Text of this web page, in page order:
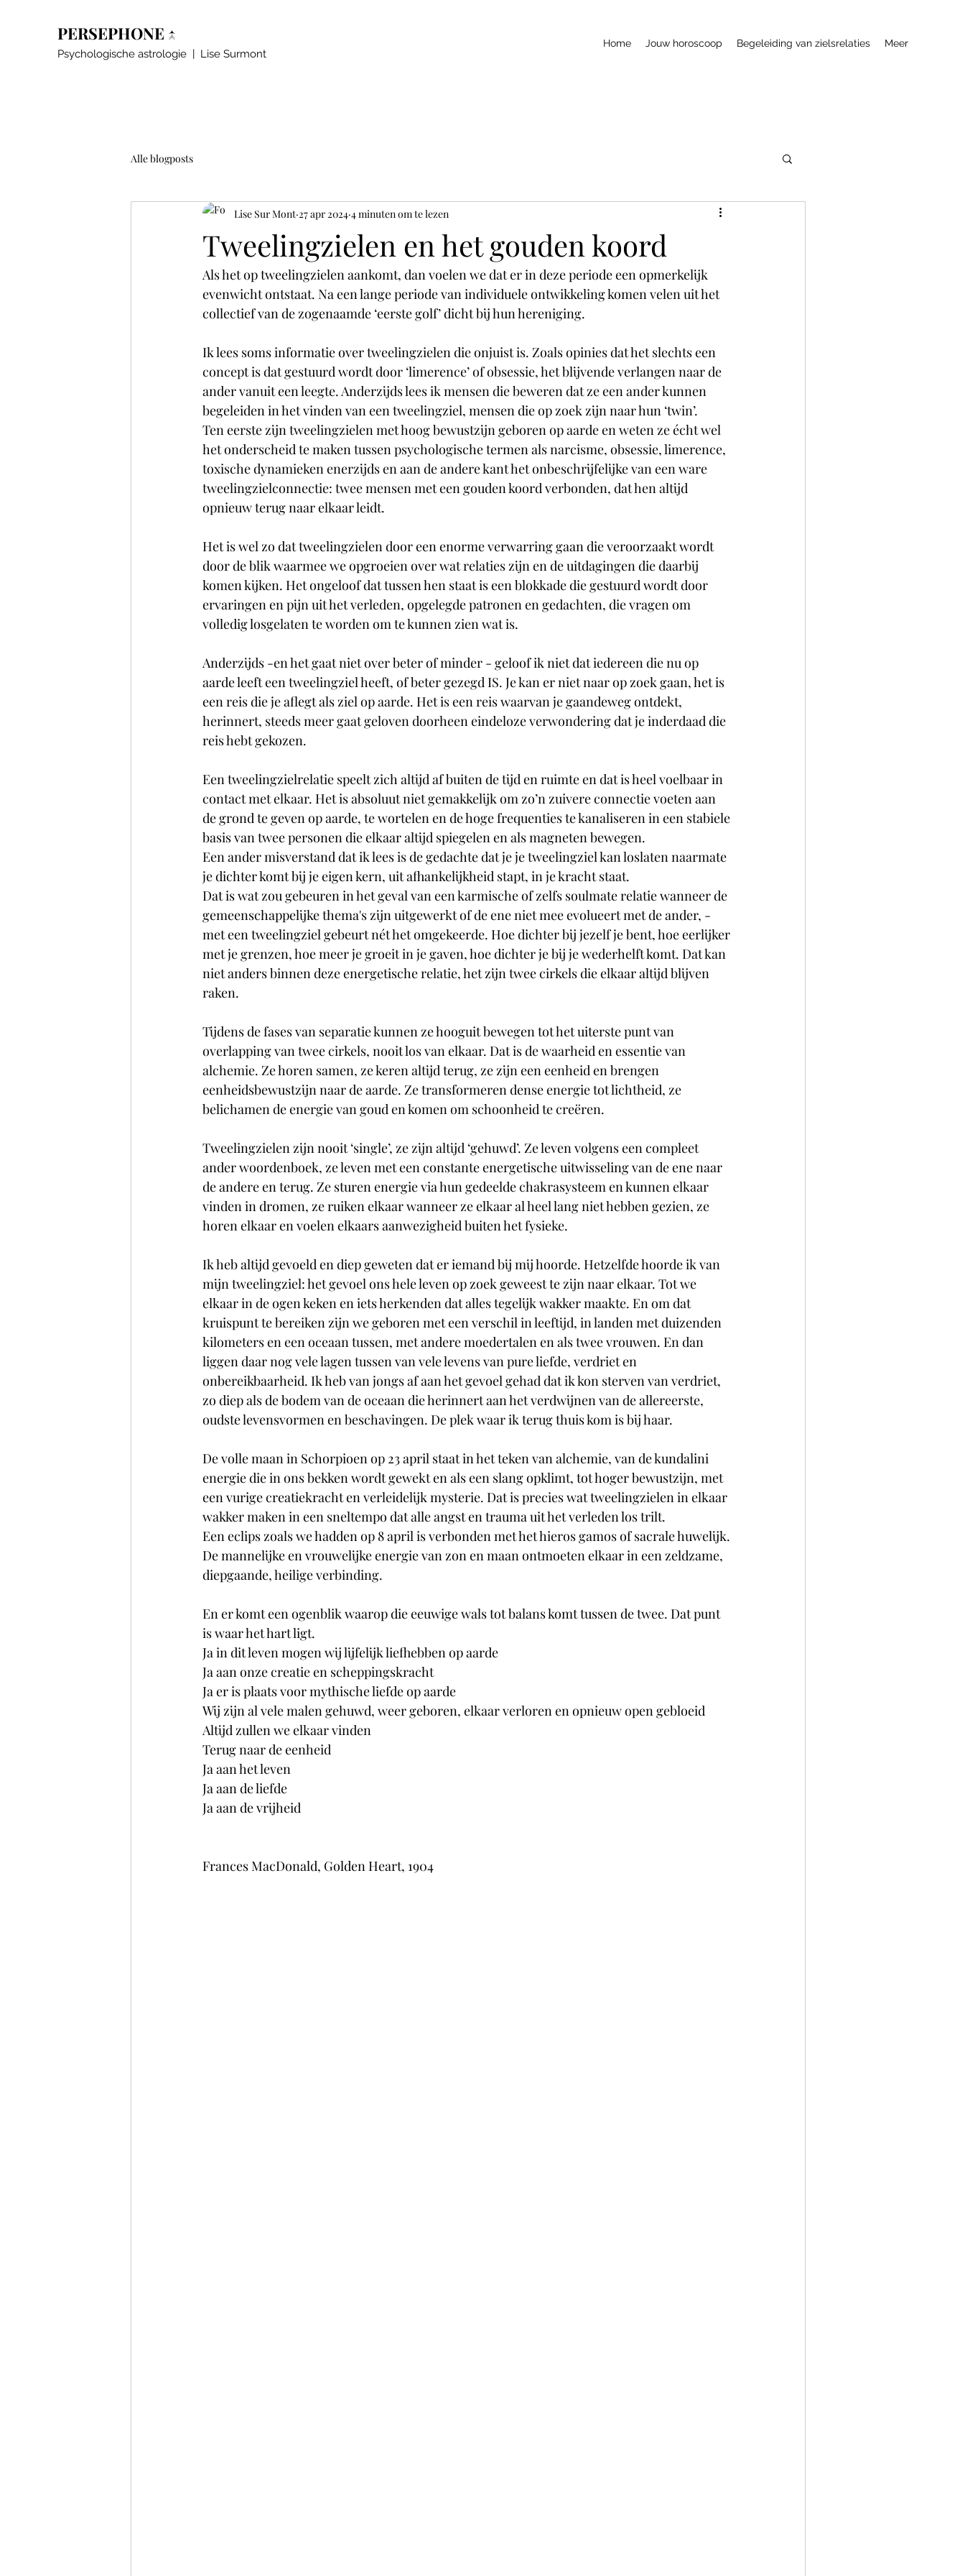
PERSEPHONE ↑
Psychologische astrologie | Lise Surmont
Home Jouw horoscoop Begeleiding van zielsrelaties Meer
Alle blogposts
Tweelingzielen en het gouden koord
Lise Sur Mont 27 apr 2024 4 minuten om te lezen
Als het op tweelingzielen aankomt, dan voelen we dat er in deze periode een opmerkelijk
evenwicht ontstaat. Na een lange periode van individuele ontwikkeling komen velen uit het
collectief van de zogenaamde ‘eerste golf’ dicht bij hun hereniging.
Ik lees soms informatie over tweelingzielen die onjuist is. Zoals opinies dat het slechts een
concept is dat gestuurd wordt door ‘limerence’ of obsessie, het blijvende verlangen naar de
ander vanuit een leegte. Anderzijds lees ik mensen die beweren dat ze een ander kunnen
begeleiden in het vinden van een tweelingziel, mensen die op zoek zijn naar hun ‘twin’.
Ten eerste zijn tweelingzielen met hoog bewustzijn geboren op aarde en weten ze écht wel
het onderscheid te maken tussen psychologische termen als narcisme, obsessie, limerence,
toxische dynamieken enerzijds en aan de andere kant het onbeschrijfelijke van een ware
tweelingzielconnectie: twee mensen met een gouden koord verbonden, dat hen altijd
opnieuw terug naar elkaar leidt.
Het is wel zo dat tweelingzielen door een enorme verwarring gaan die veroorzaakt wordt
door de blik waarmee we opgroeien over wat relaties zijn en de uitdagingen die daarbij
komen kijken. Het ongeloof dat tussen hen staat is een blokkade die gestuurd wordt door
ervaringen en pijn uit het verleden, opgelegde patronen en gedachten, die vragen om
volledig losgelaten te worden om te kunnen zien wat is.
Anderzijds -en het gaat niet over beter of minder - geloof ik niet dat iedereen die nu op
aarde leeft een tweelingziel heeft, of beter gezegd IS. Je kan er niet naar op zoek gaan, het is
een reis die je aflegt als ziel op aarde. Het is een reis waarvan je gaandeweg ontdekt,
herinnert, steeds meer gaat geloven doorheen eindeloze verwondering dat je inderdaad die
reis hebt gekozen.
Een tweelingzielrelatie speelt zich altijd af buiten de tijd en ruimte en dat is heel voelbaar in
contact met elkaar. Het is absoluut niet gemakkelijk om zo’n zuivere connectie voeten aan
de grond te geven op aarde, te wortelen en de hoge frequenties te kanaliseren in een stabiele
basis van twee personen die elkaar altijd spiegelen en als magneten bewegen.
Een ander misverstand dat ik lees is de gedachte dat je je tweelingziel kan loslaten naarmate
je dichter komt bij je eigen kern, uit afhankelijkheid stapt, in je kracht staat.
Dat is wat zou gebeuren in het geval van een karmische of zelfs soulmate relatie wanneer de
gemeenschappelijke thema's zijn uitgewerkt of de ene niet mee evolueert met de ander, -
met een tweelingziel gebeurt nét het omgekeerde. Hoe dichter bij jezelf je bent, hoe eerlijker
met je grenzen, hoe meer je groeit in je gaven, hoe dichter je bij je wederhelft komt. Dat kan
niet anders binnen deze energetische relatie, het zijn twee cirkels die elkaar altijd blijven
raken.
Tijdens de fases van separatie kunnen ze hooguit bewegen tot het uiterste punt van
overlapping van twee cirkels, nooit los van elkaar. Dat is de waarheid en essentie van
alchemie. Ze horen samen, ze keren altijd terug, ze zijn een eenheid en brengen
eenheidsbewustzijn naar de aarde. Ze transformeren dense energie tot lichtheid, ze
belichamen de energie van goud en komen om schoonheid te creëren.
Tweelingzielen zijn nooit ‘single’, ze zijn altijd ‘gehuwd’. Ze leven volgens een compleet
ander woordenboek, ze leven met een constante energetische uitwisseling van de ene naar
de andere en terug. Ze sturen energie via hun gedeelde chakrasysteem en kunnen elkaar
vinden in dromen, ze ruiken elkaar wanneer ze elkaar al heel lang niet hebben gezien, ze
horen elkaar en voelen elkaars aanwezigheid buiten het fysieke.
Ik heb altijd gevoeld en diep geweten dat er iemand bij mij hoorde. Hetzelfde hoorde ik van
mijn tweelingziel: het gevoel ons hele leven op zoek geweest te zijn naar elkaar. Tot we
elkaar in de ogen keken en iets herkenden dat alles tegelijk wakker maakte. En om dat
kruispunt te bereiken zijn we geboren met een verschil in leeftijd, in landen met duizenden
kilometers en een oceaan tussen, met andere moedertalen en als twee vrouwen. En dan
liggen daar nog vele lagen tussen van vele levens van pure liefde, verdriet en
onbereikbaarheid. Ik heb van jongs af aan het gevoel gehad dat ik kon sterven van verdriet,
zo diep als de bodem van de oceaan die herinnert aan het verdwijnen van de allereerste,
oudste levensvormen en beschavingen. De plek waar ik terug thuis kom is bij haar.
De volle maan in Schorpioen op 23 april staat in het teken van alchemie, van de kundalini
energie die in ons bekken wordt gewekt en als een slang opklimt, tot hoger bewustzijn, met
een vurige creatiekracht en verleidelijk mysterie. Dat is precies wat tweelingzielen in elkaar
wakker maken in een sneltempo dat alle angst en trauma uit het verleden los trilt.
Een eclips zoals we hadden op 8 april is verbonden met het hieros gamos of sacrale huwelijk.
De mannelijke en vrouwelijke energie van zon en maan ontmoeten elkaar in een zeldzame,
diepgaande, heilige verbinding.
En er komt een ogenblik waarop die eeuwige wals tot balans komt tussen de twee. Dat punt
is waar het hart ligt.
Ja in dit leven mogen wij lijfelijk liefhebben op aarde
Ja aan onze creatie en scheppingskracht
Ja er is plaats voor mythische liefde op aarde
Wij zijn al vele malen gehuwd, weer geboren, elkaar verloren en opnieuw open gebloeid
Altijd zullen we elkaar vinden
Terug naar de eenheid
Ja aan het leven
Ja aan de liefde
Ja aan de vrijheid
Frances MacDonald, Golden Heart, 1904